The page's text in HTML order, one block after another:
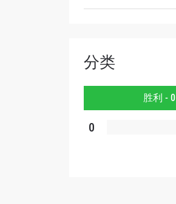
分类
胜利 - 0
0